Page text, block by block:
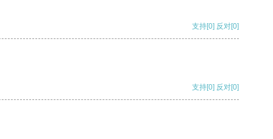
支持[0] 反对[0]
支持[0] 反对[0]